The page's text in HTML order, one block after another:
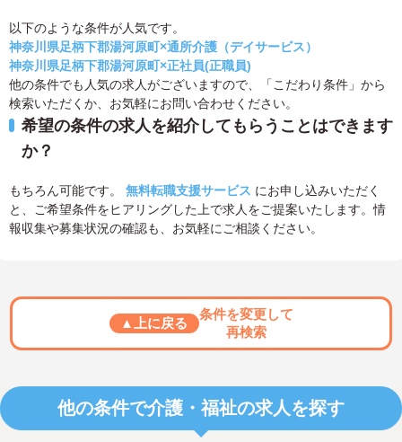
以下のような条件が人気です。
神奈川県足柄下郡湯河原町×通所介護（デイサービス）
神奈川県足柄下郡湯河原町×正社員(正職員)
他の条件でも人気の求人がございますので、「こだわり条件」から
検索いただくか、お気軽にお問い合わせください。
希望の条件の求人を紹介してもらうことはできます
か？
もちろん可能です。 無料転職支援サービス にお申し込みいただく
と、ご希望条件をヒアリングした上で求人をご提案いたします。情
報収集や募集状況の確認も、お気軽にご相談ください。
▲上に戻る
条件を変更して
再検索
他の条件で介護・福祉の求人を探す